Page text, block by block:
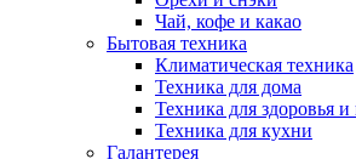
Чай, кофе и какао
Бытовая техника
Климатическая техника
Техника для дома
Техника для здоровья и
Техника для кухни
Галантерея